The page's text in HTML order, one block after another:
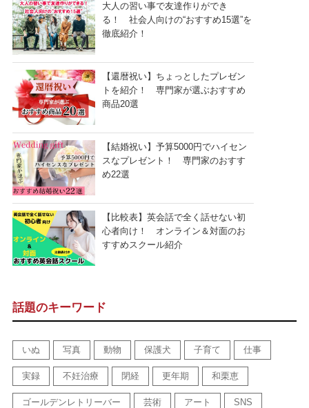
大人の習い事で友達作りができ
る！ 社会人向けの“おすすめ15選”を
徹底紹介！
【還暦祝い】ちょっとしたプレゼン
トを紹介！ 専門家が選ぶおすすめ
商品20選
【結婚祝い】予算5000円でハイセン
スなプレゼント！ 専門家のおすす
め22選
【比較表】英会話で全く話せない初
心者向け！ オンライン＆対面のお
すすめスクール紹介
話題のキーワード
いぬ 写真 動物 保護犬 子育て 仕事
実録 不妊治療 閉経 更年期 和栗恵
ゴールデンレトリーバー 芸術 アート SNS